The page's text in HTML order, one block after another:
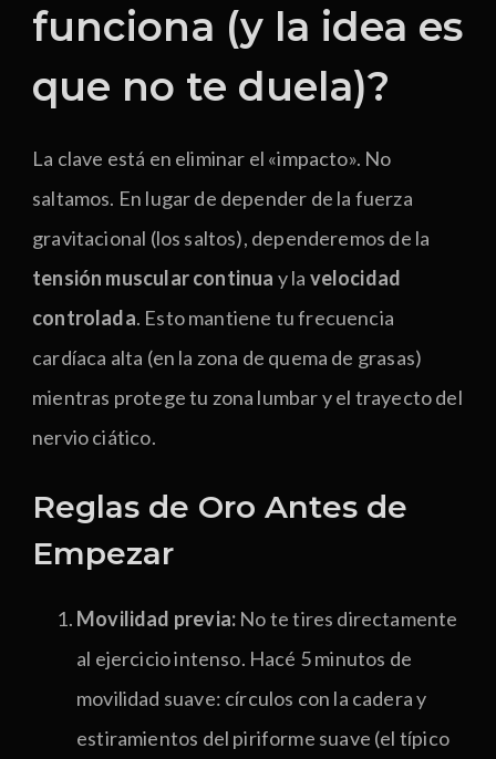
funciona (y la idea es
que no te duela)?
La clave está en eliminar el «impacto». No
saltamos. En lugar de depender de la fuerza
gravitacional (los saltos), dependeremos de la
tensión muscular continua y la velocidad
controlada. Esto mantiene tu frecuencia
cardíaca alta (en la zona de quema de grasas)
mientras protege tu zona lumbar y el trayecto del
nervio ciático.
Reglas de Oro Antes de
Empezar
Movilidad previa: No te tires directamente
al ejercicio intenso. Hacé 5 minutos de
movilidad suave: círculos con la cadera y
estiramientos del piriforme suave (el típico